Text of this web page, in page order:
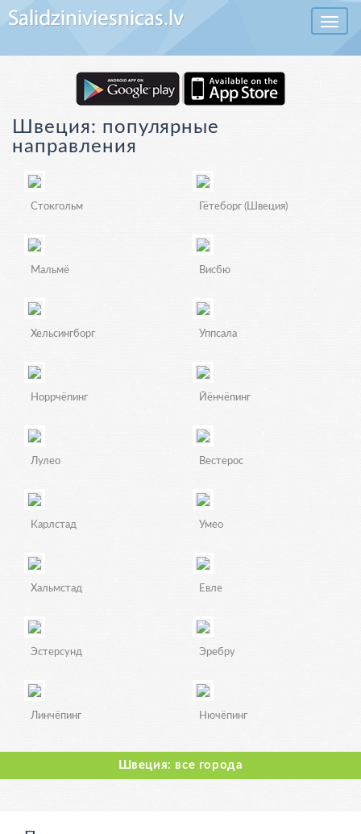
Toggle
Швеция: популярные
направления
Стокгольм Гётеборг (Швеция)
Мальмё Висбю
Хельсингборг Уппсала
Норрчёпинг Йёнчёпинг
Лулео Вестерос
Карлстад Умео
Хальмстад Евле
Эстерсунд Эребру
Линчёпинг Нючёпинг
Швеция: все города